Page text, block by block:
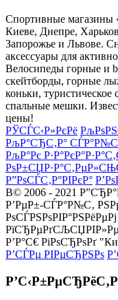
Спортивные магазины
Киеве, Днепре,
Запорожье и Львове.
аксессуары для
Велосипеды горные и
скейтборды, горные
коньки, туристическое
спальные мешки.
цены!
РЎСЃС‹Р»РєРё
РљР°СЂС‚Р°
РљР°Рє
Р”РѕСЃС‚Р°РІРєР°
В© 2006 - 2021
Р’РµР±-СЃР°Р№С‚
Р’Р°С€ РіРѕСЂРѕРґ
Р’СЃРµ РІРµСЂРЅРѕ